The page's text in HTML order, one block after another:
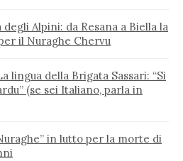
degli Alpini: da Resana a Biella la
il Nuraghe Chervu
lingua della Brigata Sassari: “Si
(se sei Italiano, parla in
in lutto per la morte di